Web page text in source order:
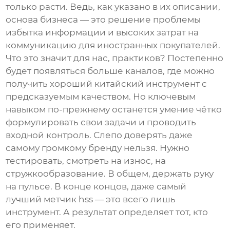
только расти. Ведь, как указано в их описании,
основа бизнеса — это решение проблемы
избытка информации и высоких затрат на
коммуникацию для иностранных покупателей.
Что это значит для нас, практиков? Постепенно
будет появляться больше каналов, где можно
получить хороший китайский инструмент с
предсказуемым качеством. Но ключевым
навыком по-прежнему останется умение чётко
формулировать свои задачи и проводить
входной контроль. Слепо доверять даже
самому громкому бренду нельзя. Нужно
тестировать, смотреть на износ, на
стружкообразование. В общем, держать руку
на пульсе. В конце концов, даже самый
лучший метчик hss — это всего лишь
инструмент. А результат определяет тот, кто
его применяет.